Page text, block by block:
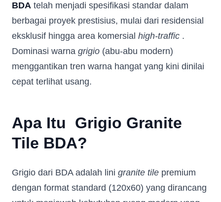
BDA telah menjadi spesifikasi standar dalam
berbagai proyek prestisius, mulai dari residensial
eksklusif hingga area komersial high-traffic .
Dominasi warna grigio (abu-abu modern)
menggantikan tren warna hangat yang kini dinilai
cepat terlihat usang.
Apa Itu Grigio Granite
Tile BDA?
Grigio dari BDA adalah lini granite tile premium
dengan format standard (120x60) yang dirancang